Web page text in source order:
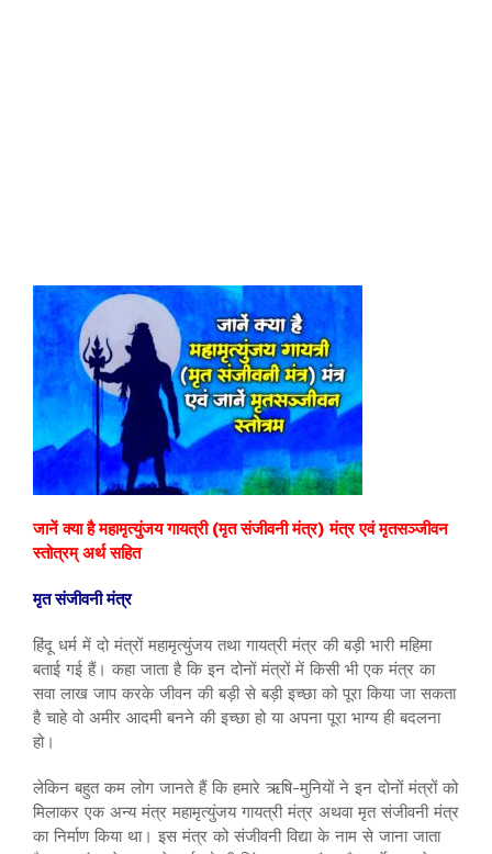
जानें क्या है महामृत्युंजय गायत्री (मृत संजीवनी मंत्र) मंत्र एवं मृतसञ्जीवन
स्तोत्रम् अर्थ सहित
मृत संजीवनी मंत्र
हिंदू धर्म में दो मंत्रों महामृत्युंजय तथा गायत्री मंत्र की बड़ी भारी महिमा
बताई गई हैं। कहा जाता है कि इन दोनों मंत्रों में किसी भी एक मंत्र का
सवा लाख जाप करके जीवन की बड़ी से बड़ी इच्छा को पूरा किया जा सकता
है चाहे वो अमीर आदमी बनने की इच्छा हो या अपना पूरा भाग्य ही बदलना
हो।
लेकिन बहुत कम लोग जानते हैं कि हमारे ऋषि-मुनियों ने इन दोनों मंत्रों को
मिलाकर एक अन्य मंत्र महामृत्युंजय गायत्री मंत्र अथवा मृत संजीवनी मंत्र
का निर्माण किया था। इस मंत्र को संजीवनी विद्या के नाम से जाना जाता